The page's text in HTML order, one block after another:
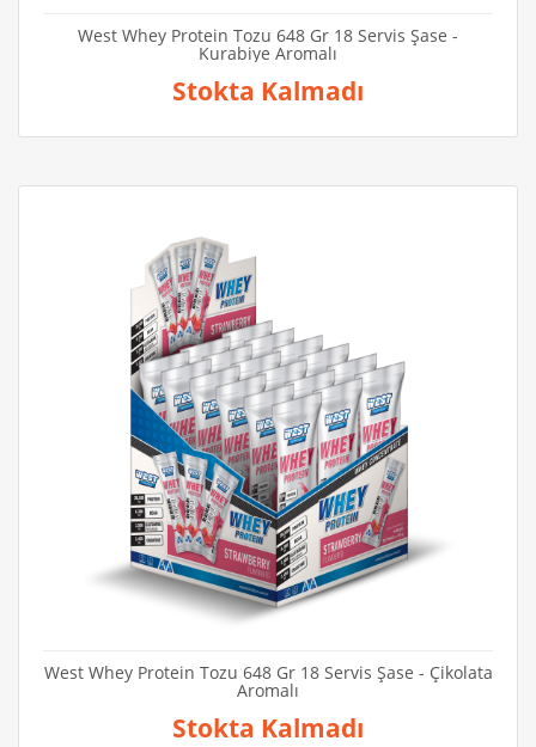
West Whey Protein Tozu 648 Gr 18 Servis Şase -
Kurabiye Aromalı
Stokta Kalmadı
West Whey Protein Tozu 648 Gr 18 Servis Şase - Çikolata
Aromalı
Stokta Kalmadı